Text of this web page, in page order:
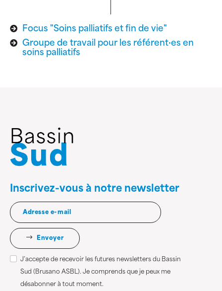
Focus "Soins palliatifs et fin de vie"
Groupe de travail pour les référent·es en
soins palliatifs
Inscrivez-vous à notre newsletter
Envoyer
J’accepte de recevoir les futures newsletters du Bassin
Sud (Brusano ASBL). Je comprends que je peux me
désabonner à tout moment.